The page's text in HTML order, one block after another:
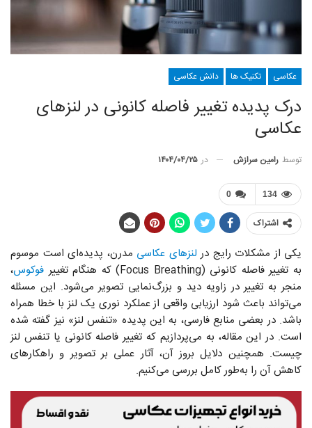
عکاسی تکنیک ها دانش عکاسی
درک پدیده تغییر فاصله کانونی در لنزهای
عکاسی
توسط رامین سرازش در ۱۴۰۴/۰۴/۲۵
0 134
اشتراک
یکی از مشکلات رایج در لنزهای عکاسی مدرن، پدیده‌ای‌ است موسوم
به تغییر فاصله کانونی (Focus Breathing) که هنگام تغییر
فوکوس،
منجر به تغییر در زاویه دید و بزرگ‌نمایی تصویر می‌شود. این مسئله
می‌تواند باعث شود ارزیابی واقعی از عملکرد نوری یک لنز با خطا همراه
باشد. در بعضی منابع فارسی، به این پدیده «تنفس لنز» نیز گفته شده
است. در این مقاله، به می‌پردازیم که تغییر فاصله کانونی یا تنفس لنز
چیست. همچنین دلایل بروز آن، آثار عملی بر تصویر و راهکارهای
کاهش آن را به‌طور کامل بررسی می‌کنیم.